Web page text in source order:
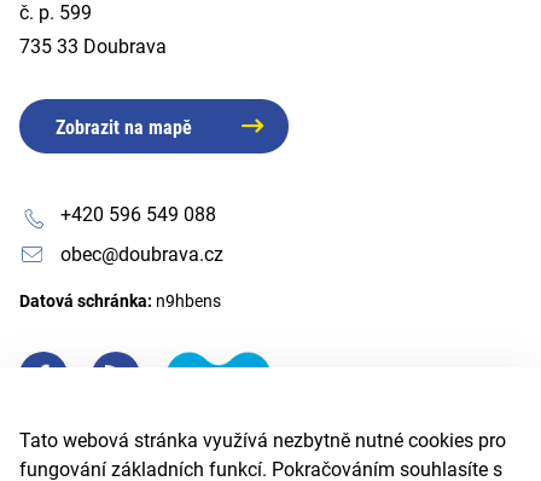
Tato webová stránka využívá nezbytně nutné cookies pro
fungování základních funkcí. Pokračováním souhlasíte s
č. p. 599
735 33 Doubrava
Zobrazit na mapě
+420 596 549 088
obec@doubrava.cz
Datová schránka: n9hbens